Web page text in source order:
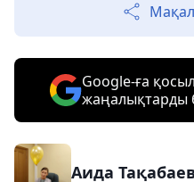
Google-ға
жаңалықтарды
Аида